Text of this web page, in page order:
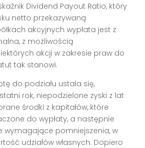
Dividend Payout Ratio, który
netto przekazywaną
akcyjnych wypłata jest z
z możliwością
akcji w zakresie praw do
tak stanowi.
do podziału ustala się,
rok, niepodzielone zyski z lat
środki z kapitałów, które
do wypłaty, a następnie
wymagające pomniejszenia, w
udziałów własnych. Dopiero